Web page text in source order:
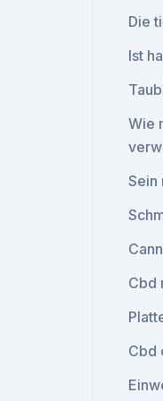
Die
Ist
Wie
Sein
Cbd
Cbd